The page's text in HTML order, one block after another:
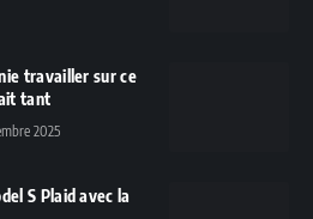
travailler sur ce
tant
2025
S Plaid avec la